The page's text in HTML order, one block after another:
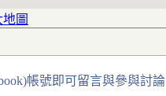
圖
帳號即可留言與參與討論